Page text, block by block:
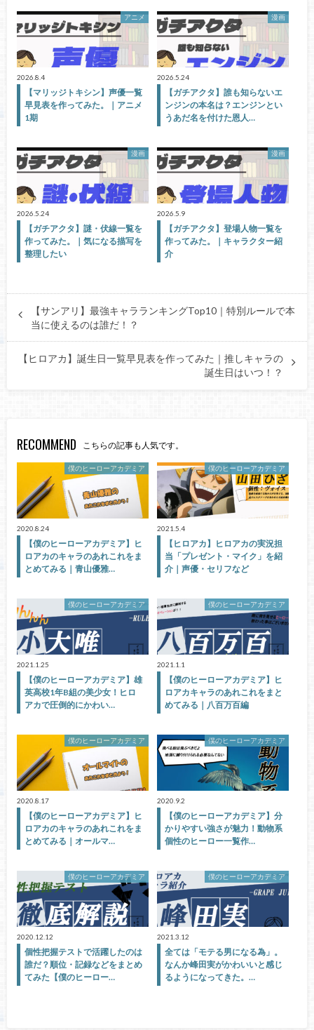
アニメ
2026.8.4
【マリッジトキシン】声優一覧
早見表を作ってみた。｜アニメ
1期
漫画
2026.5.24
【ガチアクタ】誰も知らないエ
ンジンの本名は？エンジンとい
うあだ名を付けた恩人…
漫画
2026.5.24
【ガチアクタ】謎・伏線一覧を
作ってみた。｜気になる描写を
整理したい
漫画
2026.5.9
【ガチアクタ】登場人物一覧を
作ってみた。｜キャラクター紹
介
【サンアリ】最強キャラランキングTop10｜特別ルールで本
当に使えるのは誰だ！？
【ヒロアカ】誕生日一覧早見表を作ってみた｜推しキャラの
誕生日はいつ！？
RECOMMEND こちらの記事も人気です。
僕のヒーローアカデミア
2020.8.24
【僕のヒーローアカデミア】ヒ
ロアカのキャラのあれこれをま
とめてみる｜青山優雅…
僕のヒーローアカデミア
2021.5.4
【ヒロアカ】ヒロアカの実況担
当「プレゼント・マイク」を紹
介｜声優・セリフなど
僕のヒーローアカデミア
2021.1.25
【僕のヒーローアカデミア】雄
英高校1年B組の美少女！ヒロ
アカで圧倒的にかわい…
僕のヒーローアカデミア
2021.1.1
【僕のヒーローアカデミア】ヒ
ロアカキャラのあれこれをまと
めてみる｜八百万百編
僕のヒーローアカデミア
2020.8.17
【僕のヒーローアカデミア】ヒ
ロアカのキャラのあれこれをま
とめてみる｜オールマ…
僕のヒーローアカデミア
2020.9.2
【僕のヒーローアカデミア】分
かりやすい強さが魅力！動物系
個性のヒーロー一覧作…
僕のヒーローアカデミア
2020.12.12
個性把握テストで活躍したのは
誰だ？順位・記録などをまとめ
てみた【僕のヒーロー…
僕のヒーローアカデミア
2021.3.12
全ては「モテる男になる為」。
なんか峰田実がかわいいと感じ
るようになってきた。…